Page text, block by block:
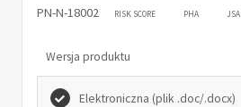
PN-N-18002
RISK SCORE PHA JSA
Wersja produktu
Elektroniczna (plik .doc/.docx)